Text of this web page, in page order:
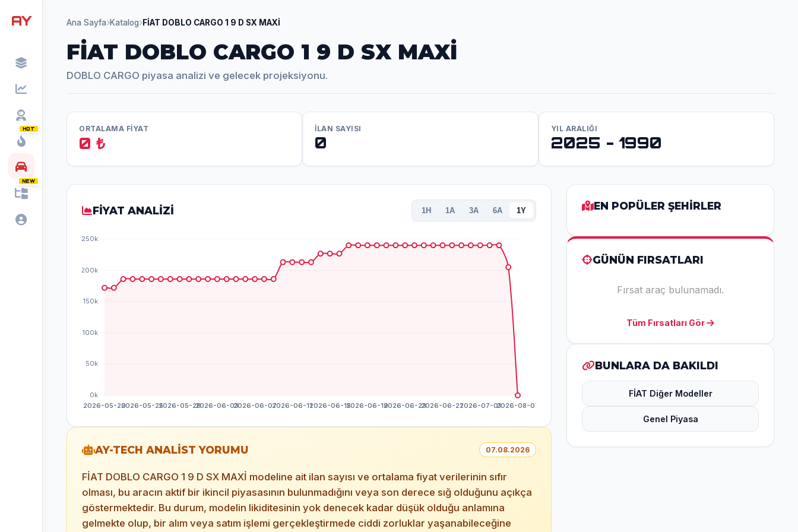
AY
HOT
NEW
Ana Sayfa Katalog FİAT DOBLO CARGO 1 9 D SX MAXİ
FİAT DOBLO CARGO 1 9 D SX MAXİ
DOBLO CARGO piyasa analizi ve gelecek projeksiyonu.
ORTALAMA FİYAT
0 ₺
İLAN SAYISI
0
YIL ARALIĞI
2025 - 1990
FİYAT ANALİZİ 1H 1A 3A 6A 1Y
AY-TECH ANALİST YORUMU 07.08.2026
FİAT DOBLO CARGO 1 9 D SX MAXİ modeline ait ilan sayısı ve ortalama fiyat verilerinin sıfır
olması, bu aracın aktif bir ikincil piyasasının bulunmadığını veya son derece sığ olduğunu açıkça
göstermektedir. Bu durum, modelin likiditesinin yok denecek kadar düşük olduğu anlamına
gelmekte olup, bir alım veya satım işlemi gerçekleştirmede ciddi zorluklar yaşanabileceğine
EN POPÜLER ŞEHİRLER
GÜNÜN FIRSATLARI
Fırsat araç bulunamadı.
Tüm Fırsatları Gör
BUNLARA DA BAKILDI
FİAT Diğer Modeller
Genel Piyasa